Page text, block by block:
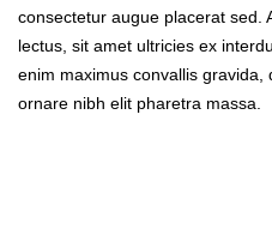
consectetur augue placerat sed.
lectus, sit amet ultricies ex
enim maximus convallis gravida,
ornare nibh elit pharetra massa.